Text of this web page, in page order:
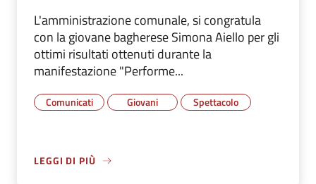
L'amministrazione comunale, si congratula
con la giovane bagherese Simona Aiello per gli
ottimi risultati ottenuti durante la
manifestazione "Performe...
Comunicati Giovani Spettacolo
LEGGI DI PIÙ